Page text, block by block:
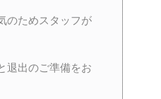
のためスタッフが
退出のご準備をお